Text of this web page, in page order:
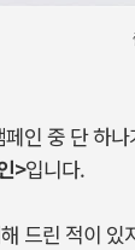
인 중 단 하
>입니다.
드린 적이 있